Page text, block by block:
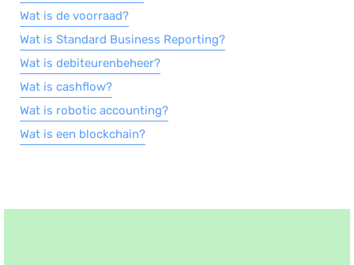
Wat is de voorraad?
Wat is Standard Business Reporting?
Wat is debiteurenbeheer?
Wat is cashflow?
Wat is robotic accounting?
Wat is een blockchain?